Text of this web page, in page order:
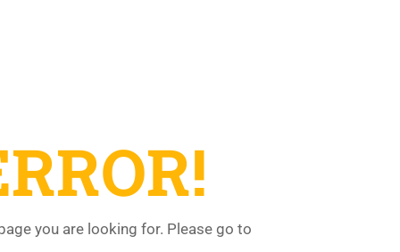
you are looking for. Please go to